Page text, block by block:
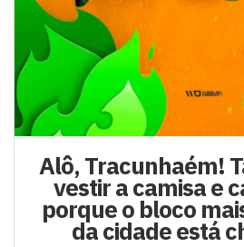
Alô, Tracunhaém!
vestir a camisa e
porque o bloco
da cidade está